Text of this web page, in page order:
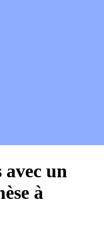
avec un
à